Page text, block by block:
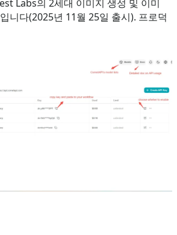
Labs의 2세대 이미지 생성 및 이미
니다(2025년 11월 25일 출시). 프로덕